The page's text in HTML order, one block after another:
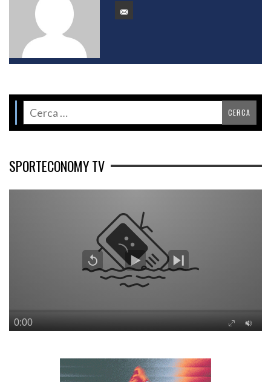
SPORTECONOMY TV